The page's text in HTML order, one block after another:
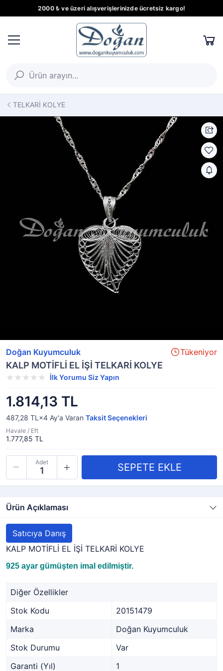
2000 ₺ ve üzeri alışverişlerinizde ücretsiz kargo!
TELKARİ KOLYE
Doğan Kuyumculuk Tükeniyor
KALP MOTİFLİ EL İŞİ TELKARİ KOLYE
İlk Yorumu Siz Yapın
1.814,13 TL
487,28 TL×4 Ay'a Varan Taksit Seçenekleri
Havale / Eft
1.777,85 TL
Adet
Ürün Açıklaması
Satıcıya Danış
KALP MOTİFLİ EL İŞİ TELKARİ KOLYE
925 ayar gümüşten imal edilmiştir.
Diğer Özellikler
Stok Kodu
20151479
Marka
Doğan Kuyumculuk
Stok Durumu
Var
Garanti (Yıl)
1